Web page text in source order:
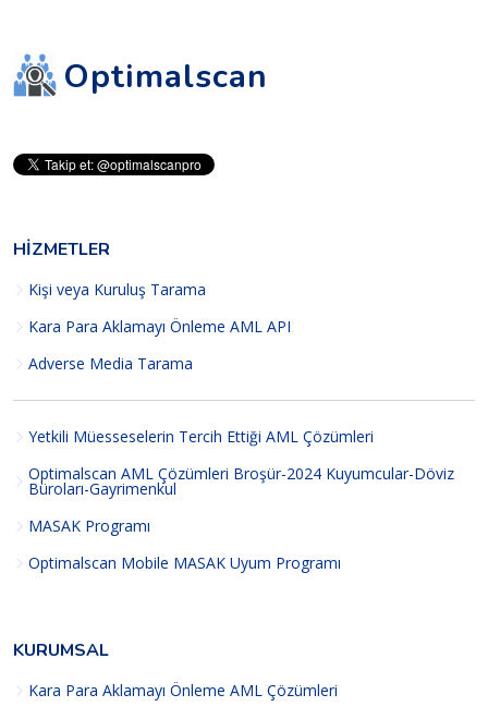
Optimalscan
HIZMETLER
Kişi veya Kuruluş Tarama
Kara Para Aklamayı Önleme AML API
Adverse Media Tarama
Yetkili Müesseselerin Tercih Ettiği AML Çözümleri
Optimalscan AML Çözümleri Broşür-2024 Kuyumcular-Döviz
Büroları-Gayrimenkul
MASAK Programı
Optimalscan Mobile MASAK Uyum Programı
KURUMSAL
Kara Para Aklamayı Önleme AML Çözümleri